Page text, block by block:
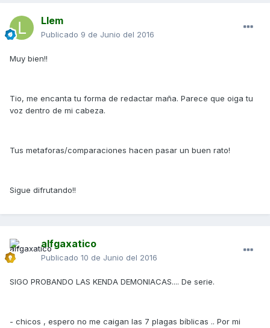
Llem
Publicado 9 de Junio del 2016
Muy bien!!
Tio, me encanta tu forma de redactar maña. Parece que oiga tu
voz dentro de mi cabeza.
Tus metaforas/comparaciones hacen pasar un buen rato!
Sigue difrutando!!
alfgaxatico
Publicado 10 de Junio del 2016
SIGO PROBANDO LAS KENDA DEMONIACAS.... De serie.
- chicos , espero no me caigan las 7 plagas bíblicas .. Por mi